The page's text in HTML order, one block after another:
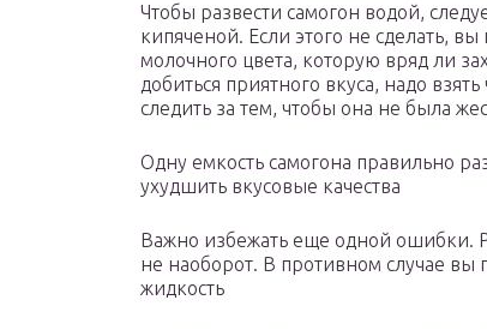
Чтобы развести самогон водой,
кипяченой. Если этого не сделать,
молочного цвета, которую вряд ли
добиться приятного вкуса, надо
следить за тем, чтобы она не была
Одну емкость самогона правильно
ухудшить вкусовые качества
Важно избежать еще одной ошибки.
не наоборот. В противном случае вы
жидкость